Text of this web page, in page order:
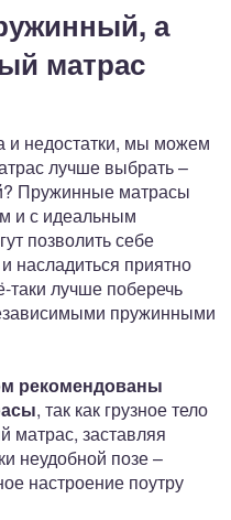
а
матрас
и недостатки, мы можем
лучше выбрать –
Пружинные матрасы
и с идеальным
позволить себе
насладиться приятно
лучше поберечь
пружинными
рекомендованы
, так как грузное тело
матрас, заставляя
неудобной позе –
настроение поутру